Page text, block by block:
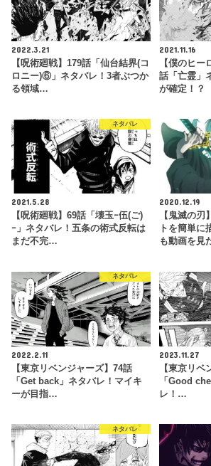
2022.3.21
【呪術廻戦】179話「仙台結界(コ
ロニー)⑥」ネタバレ！3者ぶつか
る領域…
2021.11.16
【僕のヒー
話「亡霊」
が確定！？
ネタバレ
2021.5.28
【呪術廻戦】69話「壊玉ｰ伍(ご)
ｰ」ネタバレ！五条の術式反転は
まだ不完…
2020.12.19
【鬼滅の刃
トを簡単に
も動画を見
ネタバレ
2022.2.11
【東京リベンジャーズ】74話
「Get back」ネタバレ！マイキ
ーが目指…
2023.11.27
【東京リベ
「Good
レ！…
ネタバレ